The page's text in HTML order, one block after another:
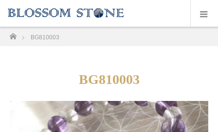
ホーム
BG810003
BG810003